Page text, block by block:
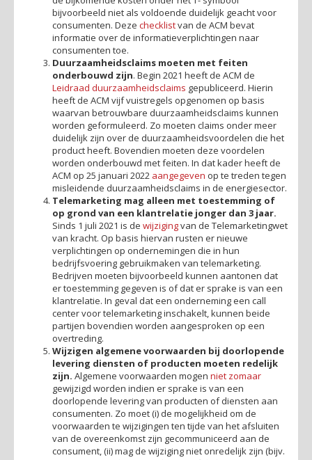
bijvoorbeeld niet als voldoende duidelijk geacht voor
consumenten. Deze checklistvan de ACM bevat
informatie over de informatieverplichtingen naar
consumenten toe.
Duurzaamheidsclaims moeten met feiten
onderbouwd zijn. Begin 2021 heeft de ACM de
Leidraad duurzaamheidsclaims gepubliceerd. Hierin
heeft de ACM vijf vuistregels opgenomen op basis
waarvan betrouwbare duurzaamheidsclaims kunnen
worden geformuleerd. Zo moeten claims onder meer
duidelijk zijn over de duurzaamheidsvoordelen die het
product heeft. Bovendien moeten deze voordelen
worden onderbouwd met feiten. In dat kader heeft de
ACM op 25 januari 2022 aangegeven op te treden tegen
misleidende duurzaamheidsclaims in de energiesector.
Telemarketing mag alleen met toestemming of
op grond van een klantrelatie jonger dan 3 jaar.
Sinds 1 juli 2021 is de wijzigingvan de Telemarketingwet
van kracht. Op basis hiervan rusten er nieuwe
verplichtingen op ondernemingen die in hun
bedrijfsvoering gebruikmaken van telemarketing.
Bedrijven moeten bijvoorbeeld kunnen aantonen dat
er toestemming gegeven is of dat er sprake is van een
klantrelatie. In geval dat een onderneming een call
center voor telemarketing inschakelt, kunnen beide
partijen bovendien worden aangesproken op een
overtreding.
Wijzigen algemene voorwaarden bij doorlopende
levering diensten of producten moeten redelijk
zijn. Algemene voorwaarden mogen niet zomaar
gewijzigd worden indien er sprake is van een
doorlopende levering van producten of diensten aan
consumenten. Zo moet (i) de mogelijkheid om de
voorwaarden te wijzigingen ten tijde van het afsluiten
van de overeenkomst zijn gecommuniceerd aan de
consument, (ii) mag de wijziging niet onredelijk zijn (bijv.